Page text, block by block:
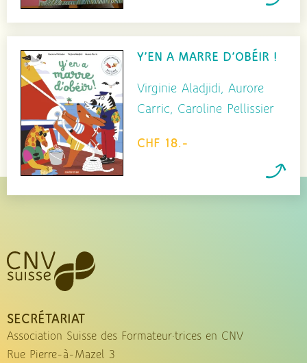
Y’EN A MARRE D’OBÉIR !
Virginie Aladjidi, Aurore
Carric, Caroline Pellissier
CHF 18.-
SECRÉTARIAT
Association Suisse des Formateur·trices en CNV
Rue Pierre-à-Mazel 3